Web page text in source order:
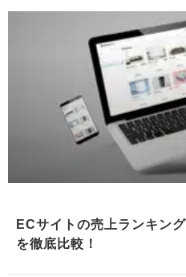
ECサイトの売上ランキン
を徹底比較！